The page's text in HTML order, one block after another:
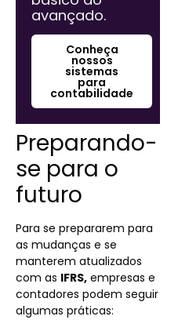
avançado.
Conheça
nossos
sistemas
para
contabilidade
Preparando-
se para o
futuro
Para se prepararem para
as mudanças e se
manterem atualizados
com as IFRS, empresas e
contadores podem seguir
algumas práticas: